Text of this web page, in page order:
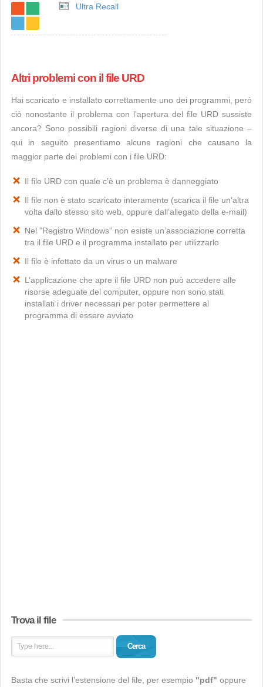
Ultra Recall
Altri problemi con il file URD
Hai scaricato e installato correttamente uno dei programmi, però
ciò nonostante il problema con l’apertura del file URD sussiste
ancora? Sono possibili ragioni diverse di una tale situazione –
qui in seguito presentiamo alcune ragioni che causano la
maggior parte dei problemi con i file URD:
Il file URD con quale c’è un problema è danneggiato
Il file non è stato scaricato interamente (scarica il file un’altra
volta dallo stesso sito web, oppure dall’allegato della e-mail)
Nel "Registro Windows" non esiste un’associazione corretta
tra il file URD e il programma installato per utilizzarlo
Il file è infettato da un virus o un malware
L’applicazione che apre il file URD non può accedere alle
risorse adeguate del computer, oppure non sono stati
installati i driver necessari per poter permettere al
programma di essere avviato
Trova il file
Cerca
Basta che scrivi l’estensione del file, per esempio "pdf" oppure